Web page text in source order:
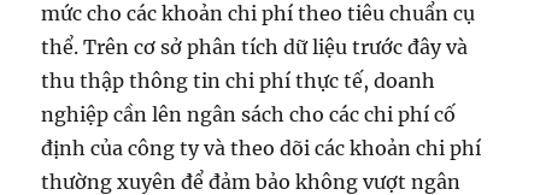
mức cho các khoản chi phí theo tiêu chuẩn cụ
thể. Trên cơ sở phân tích dữ liệu trước đây và
thu thập thông tin chi phí thực tế, doanh
nghiệp cần lên ngân sách cho các chi phí cố
định của công ty và theo dõi các khoản chi phí
thường xuyên để đảm bảo không vượt ngân